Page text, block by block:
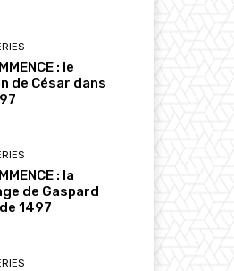
: le
de César dans
: la
de Gaspard
1497